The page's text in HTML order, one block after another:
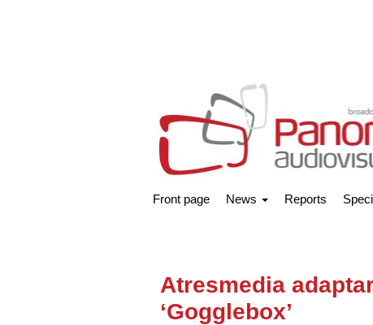
Front page News Reports
Atresmedia
‘Gogglebox’